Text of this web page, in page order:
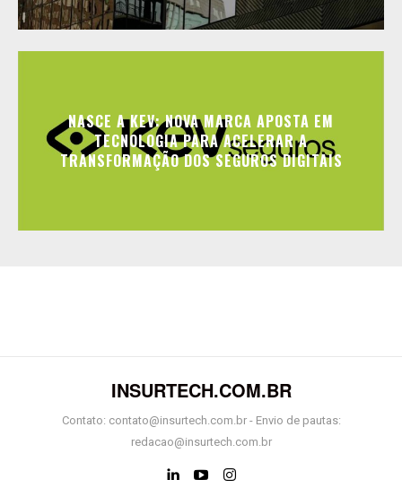
NASCE A KEV: NOVA MARCA APOSTA EM
TECNOLOGIA PARA ACELERAR A
TRANSFORMAÇÃO DOS SEGUROS DIGITAIS
INSURTECH.COM.BR
Contato: contato@insurtech.com.br - Envio de pautas:
redacao@insurtech.com.br